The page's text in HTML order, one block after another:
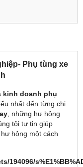
Phụ tùng xe
kinh doanh phụ
nhất đến từng chi
, những hư hỏng
tôi tự tin giúp
hỏng một cách
194096/